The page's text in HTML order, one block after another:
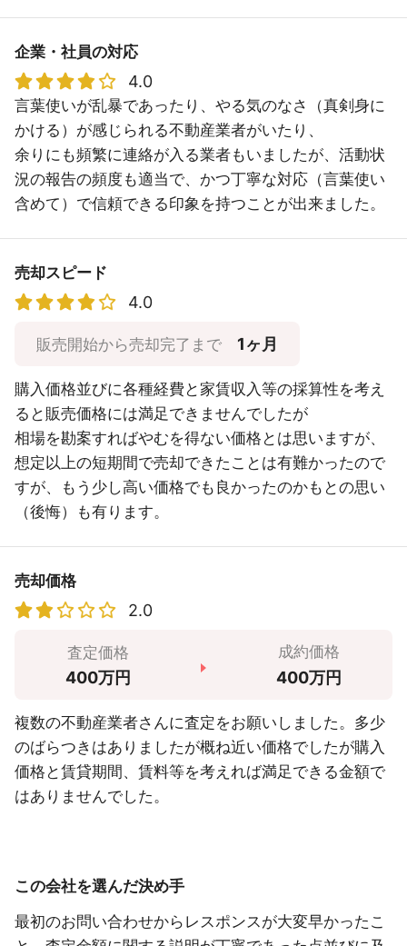
企業・社員の対応
4.0
言葉使いが乱暴であったり、やる気のなさ（真剣身に
かける）が感じられる不動産業者がいたり、
余りにも頻繁に連絡が入る業者もいましたが、活動状
況の報告の頻度も適当で、かつ丁寧な対応（言葉使い
含めて）で信頼できる印象を持つことが出来ました。
売却スピード
4.0
販売開始から売却完了まで 1ヶ月
購入価格並びに各種経費と家賃収入等の採算性を考え
ると販売価格には満足できませんでしたが
相場を勘案すればやむを得ない価格とは思いますが、
想定以上の短期間で売却できたことは有難かったので
すが、もう少し高い価格でも良かったのかもとの思い
（後悔）も有ります。
売却価格
2.0
査定価格
400万円
成約価格
400万円
複数の不動産業者さんに査定をお願いしました。多少
のばらつきはありましたが概ね近い価格でしたが購入
価格と賃貸期間、賃料等を考えれば満足できる金額で
はありませんでした。
この会社を選んだ決め手
最初のお問い合わせからレスポンスが大変早かったこ